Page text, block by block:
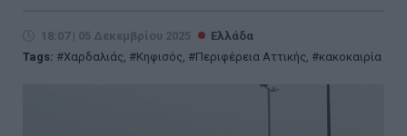
18:07 | 05 Δεκεμβρίου 2025
Ελλάδα
Tags:
Χαρδαλιάς, Κηφισός, Περιφέρεια Αττικής, κακοκαιρία